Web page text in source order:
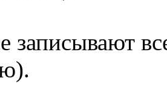
записывают